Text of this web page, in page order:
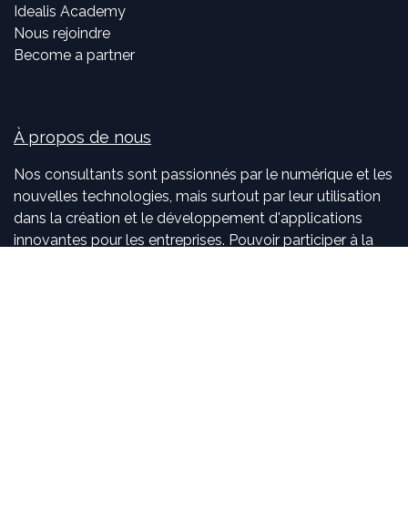
Idealis Academy
Nous rejoindre
Become a partner
À propos de nous
Nos consultants sont passionnés par le numérique et les
nouvelles technologies, mais surtout par leur utilisation
dans la création et le développement d'applications
innovantes pour les entreprises. Pouvoir participer à la